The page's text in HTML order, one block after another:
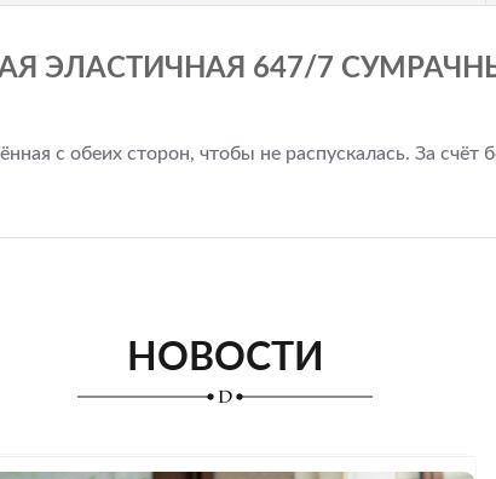
ЭЛАСТИЧНАЯ 647/7
с обеих сторон, чтобы не распускалась. За
НОВОСТИ